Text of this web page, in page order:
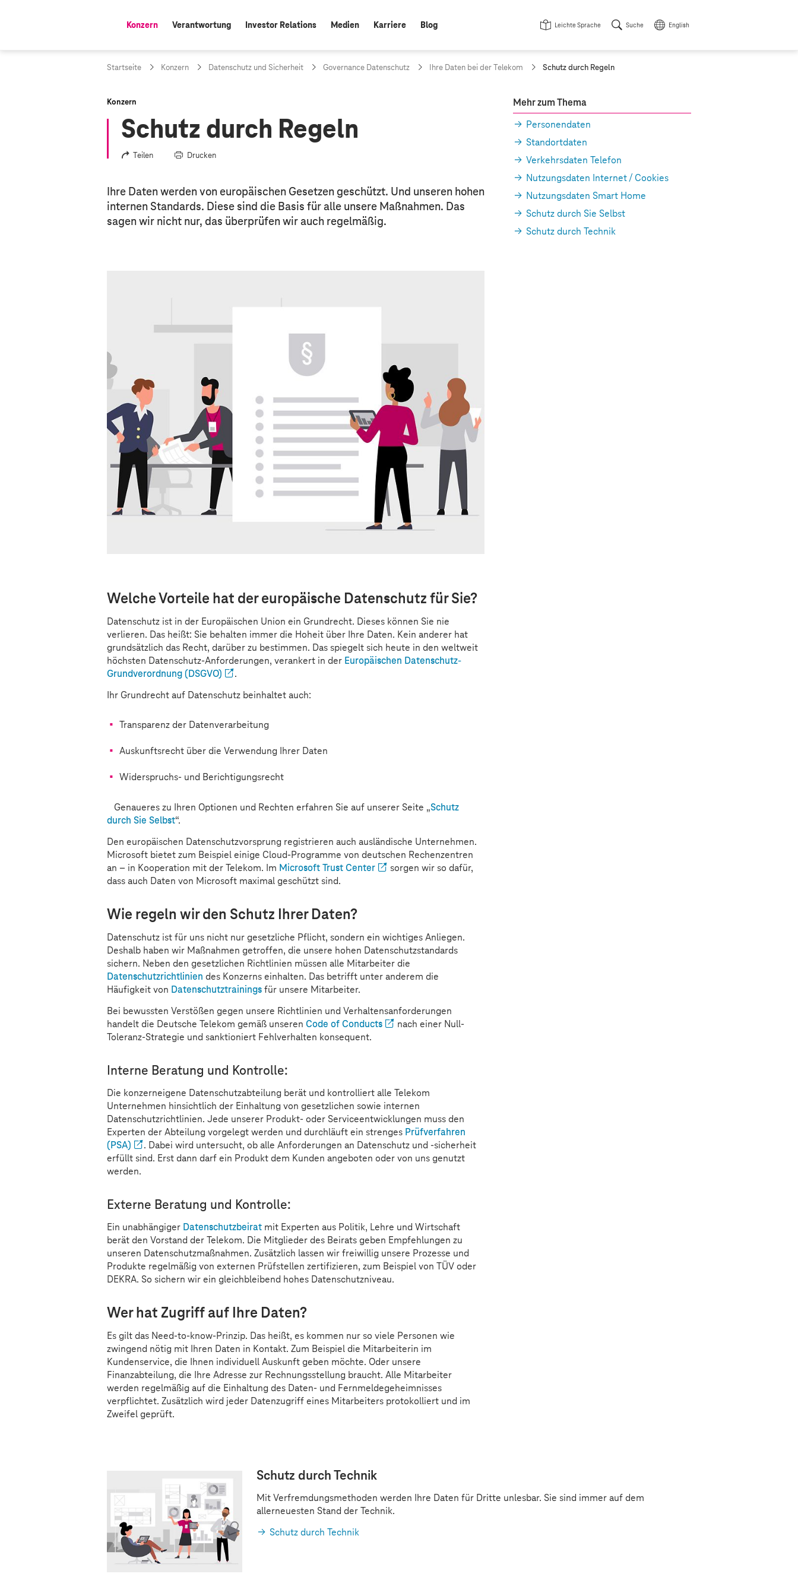
aktiv:
Konzern Verantwortung Investor Relations Medien Karriere Blog Leichte Sprache Suche English
Startseite Konzern Datenschutz und Sicherheit Governance Datenschutz Ihre Daten bei der Telekom
a
u
l
e
e
i
e
Schutz durch Regeln
Konzern
Schutz durch Regeln
Teilen Drucken
Ihre Daten werden von europäischen Gesetzen geschützt. Und unseren hohen
internen Standards. Diese sind die Basis für alle unsere Maßnahmen. Das
sagen wir nicht nur, das überprüfen wir auch regelmäßig.
Welche Vorteile hat der europäische Datenschutz für Sie?
Datenschutz ist in der Europäischen Union ein Grundrecht. Dieses können Sie nie
verlieren. Das heißt: Sie behalten immer die Hoheit über Ihre Daten. Kein anderer hat
grundsätzlich das Recht, darüber zu bestimmen. Das spiegelt sich heute in den weltweit
höchsten Datenschutz-Anforderungen, verankert in der Europäischen Datenschutz-
Grundverordnung (DSGVO)
.
Ihr Grundrecht auf Datenschutz beinhaltet auch:
Transparenz der Datenverarbeitung
Auskunftsrecht über die Verwendung Ihrer Daten
Widerspruchs- und Berichtigungsrecht
Genaueres zu Ihren Optionen und Rechten erfahren Sie auf unserer Seite „Schutz
durch Sie Selbst“.
Den europäischen Datenschutzvorsprung registrieren auch ausländische Unternehmen.
Microsoft bietet zum Beispiel einige Cloud-Programme von deutschen Rechenzentren
an – in Kooperation mit der Telekom. Im Microsoft Trust Center
sorgen wir so dafür,
dass auch Daten von Microsoft maximal geschützt sind.
Wie regeln wir den Schutz Ihrer Daten?
Datenschutz ist für uns nicht nur gesetzliche Pflicht, sondern ein wichtiges Anliegen.
Deshalb haben wir Maßnahmen getroffen, die unsere hohen Datenschutzstandards
sichern. Neben den gesetzlichen Richtlinien müssen alle Mitarbeiter die
Datenschutzrichtlinien des Konzerns einhalten. Das betrifft unter anderem die
Häufigkeit von Datenschutztrainings für unsere Mitarbeiter.
Bei bewussten Verstößen gegen unsere Richtlinien und Verhaltensanforderungen
handelt die Deutsche Telekom gemäß unseren Code of Conducts
nach einer Null-
Toleranz-Strategie und sanktioniert Fehlverhalten konsequent.
Interne Beratung und Kontrolle:
Die konzerneigene Datenschutzabteilung berät und kontrolliert alle Telekom
Unternehmen hinsichtlich der Einhaltung von gesetzlichen sowie internen
Datenschutzrichtlinien. Jede unserer Produkt- oder Serviceentwicklungen muss den
Experten der Abteilung vorgelegt werden und durchläuft ein strenges Prüfverfahren
(PSA)
. Dabei wird untersucht, ob alle Anforderungen an Datenschutz und -sicherheit
erfüllt sind. Erst dann darf ein Produkt dem Kunden angeboten oder von uns genutzt
werden.
Externe Beratung und Kontrolle:
Ein unabhängiger Datenschutzbeirat mit Experten aus Politik, Lehre und Wirtschaft
berät den Vorstand der Telekom. Die Mitglieder des Beirats geben Empfehlungen zu
unseren Datenschutzmaßnahmen. Zusätzlich lassen wir freiwillig unsere Prozesse und
Produkte regelmäßig von externen Prüfstellen zertifizieren, zum Beispiel von TÜV oder
DEKRA. So sichern wir ein gleichbleibend hohes Datenschutzniveau.
Wer hat Zugriff auf Ihre Daten?
Es gilt das Need-to-know-Prinzip. Das heißt, es kommen nur so viele Personen wie
zwingend nötig mit Ihren Daten in Kontakt. Zum Beispiel die Mitarbeiterin im
Kundenservice, die Ihnen individuell Auskunft geben möchte. Oder unsere
Finanzabteilung, die Ihre Adresse zur Rechnungsstellung braucht. Alle Mitarbeiter
werden regelmäßig auf die Einhaltung des Daten- und Fernmeldegeheimnisses
verpflichtet. Zusätzlich wird jeder Datenzugriff eines Mitarbeiters protokolliert und im
Zweifel geprüft.
Mehr zum Thema
Personendaten
Standortdaten
Verkehrsdaten Telefon
Nutzungsdaten Internet / Cookies
Nutzungsdaten Smart Home
Schutz durch Sie Selbst
Schutz durch Technik
Schutz durch Technik
Mit Verfremdungsmethoden werden Ihre Daten für Dritte unlesbar. Sie sind immer auf dem
allerneuesten Stand der Technik.
Schutz durch Technik